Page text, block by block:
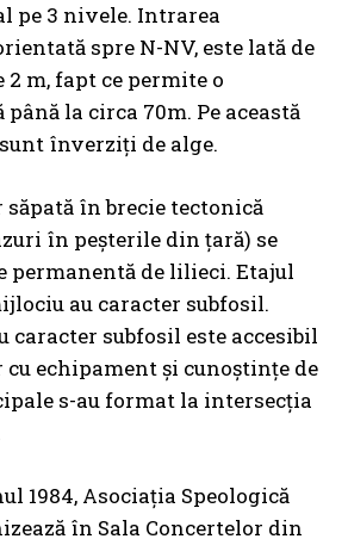
pe 3 nivele. Intrarea
spre N-NV, este lată de
2 m, fapt ce permite o
la circa 70m. Pe această
înverziți de alge.
în brecie tectonică
în peșterile din țară) se
permanentă de lilieci. Etajul
au caracter subfosil.
caracter subfosil este accesibil
echipament și cunoștințe de
s-au format la intersecția
1984, Asociația Speologică
în Sala Concertelor din